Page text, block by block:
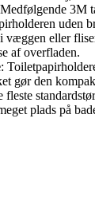
3M
uden
væggen eller
af overfladen.
:
gør den
fleste
plads på